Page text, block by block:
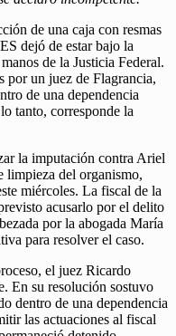
de una caja con resmas
dejó de estar bajo la
de la Justicia Federal.
por un juez de Flagrancia,
de una dependencia
tanto, corresponde la
la imputación contra Ariel
limpieza del organismo,
miércoles. La fiscal de la
acusarlo por el delito
por la abogada María
para resolver el caso.
el juez Ricardo
En su resolución sostuvo
dentro de una dependencia
las actuaciones al fiscal